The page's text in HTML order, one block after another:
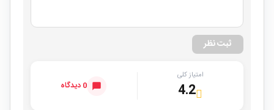
ثبت نظر
امتیاز کلی
4.2 0 دیدگاه